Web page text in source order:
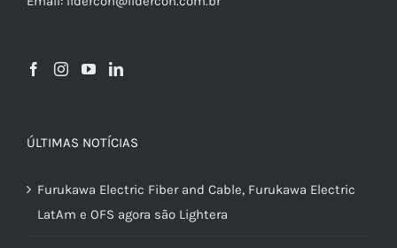
ÚLTIMAS NOTÍCIAS
Furukawa Electric Fiber and Cable, Furukawa Electric
LatAm e OFS agora são Lightera